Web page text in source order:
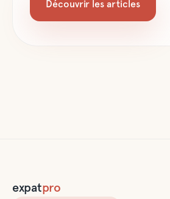
Découvrir les articles
expatpro